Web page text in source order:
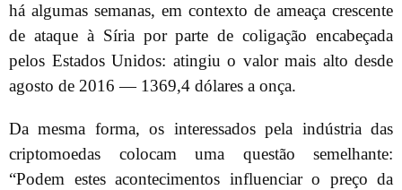
há algumas semanas, em contexto de ameaça crescente
de ataque à Síria por parte de coligação encabeçada
pelos Estados Unidos: atingiu o valor mais alto desde
agosto de 2016 — 1369,4 dólares a onça.
Da mesma forma, os interessados pela indústria das
criptomoedas colocam uma questão semelhante:
“Podem estes acontecimentos influenciar o preço da